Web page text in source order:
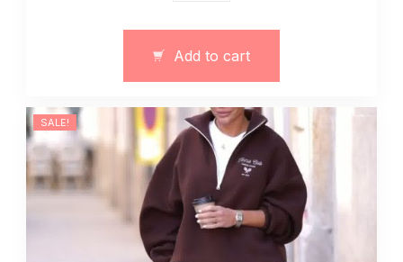
oversize
art.
13161
quantity
Add to cart
SALE!